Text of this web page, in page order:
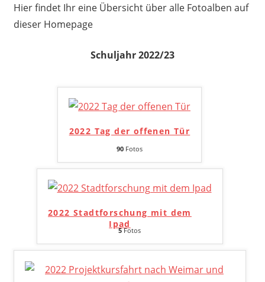
Hier findet Ihr eine Übersicht über alle Fotoalben auf
dieser Homepage
Schuljahr 2022/23
2022 Tag der offenen Tür
90 Fotos
2022 Stadtforschung mit dem
Ipad
5Fotos